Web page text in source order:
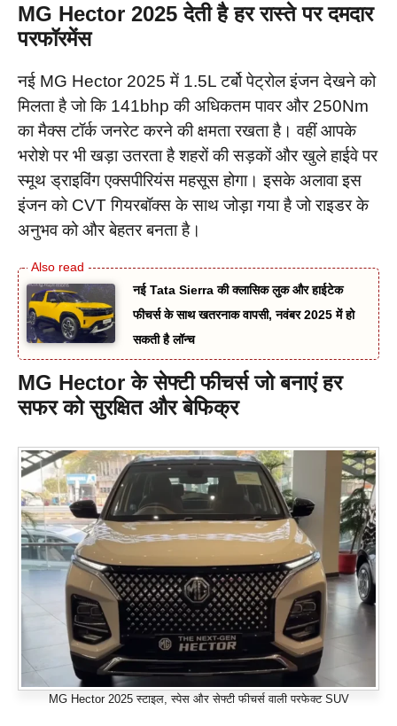
MG Hector 2025 देती है हर रास्ते पर दमदार
परफॉरमेंस
नई MG Hector 2025 में 1.5L टर्बो पेट्रोल इंजन देखने को
मिलता है जो कि 141bhp की अधिकतम पावर और 250Nm
का मैक्स टॉर्क जनरेट करने की क्षमता रखता है। वहीं आपके
भरोशे पर भी खड़ा उतरता है शहरों की सड़कों और खुले हाईवे पर
स्मूथ ड्राइविंग एक्सपीरियंस महसूस होगा। इसके अलावा इस
इंजन को CVT गियरबॉक्स के साथ जोड़ा गया है जो राइडर के
अनुभव को और बेहतर बनता है।
नई Tata Sierra की क्लासिक लुक और हाईटेक
फीचर्स के साथ खतरनाक वापसी, नवंबर 2025 में हो
सकती है लॉन्च
MG Hector के सेफ्टी फीचर्स जो बनाएं हर
सफर को सुरक्षित और बेफिक्र
MG Hector 2025 स्टाइल, स्पेस और सेफ्टी फीचर्स वाली परफेक्ट SUV